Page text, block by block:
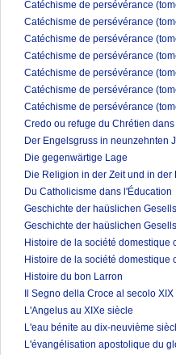
Catéchisme de persévérance
Catéchisme de persévérance
Catéchisme de persévérance
Catéchisme de persévérance
Catéchisme de persévérance
Catéchisme de persévérance
Catéchisme de persévérance
Credo ou refuge du Chrétien
Der Engelsgruss in neunzehnten
Die gegenwärtige Lage
Die Religion in der Zeit und in der
Du Catholicisme dans l'Éducation
Geschichte der haüslichen
Geschichte der haüslichen
Histoire de la société domestique
Histoire de la société domestique
Histoire du bon Larron
Il Segno della Croce al secolo XIX
L'Angelus au XIXe siècle
L'eau bénite au dix-neuvième
L'évangélisation apostolique du